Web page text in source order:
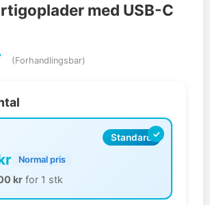
med USB-C
(Forhandlingsbar)
Standard
Normal pris
kr for 1 stk